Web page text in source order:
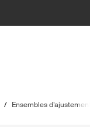
/ Ensembles